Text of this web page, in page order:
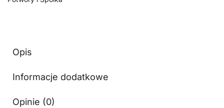
Opis
Informacje dodatkowe
Opinie (0)